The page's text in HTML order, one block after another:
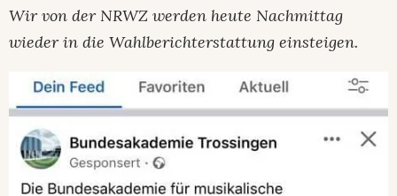
Wir von der NRWZ werden heute Nachmittag
wieder in die Wahlberichterstattung einsteigen.